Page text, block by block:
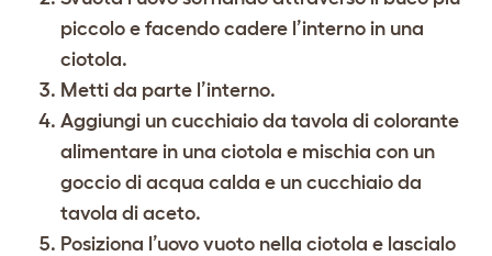
piccolo e facendo cadere l’interno in una
ciotola.
Metti da parte l’interno.
Aggiungi un cucchiaio da tavola di colorante
alimentare in una ciotola e mischia con un
goccio di acqua calda e un cucchiaio da
tavola di aceto.
Posiziona l’uovo vuoto nella ciotola e lascialo